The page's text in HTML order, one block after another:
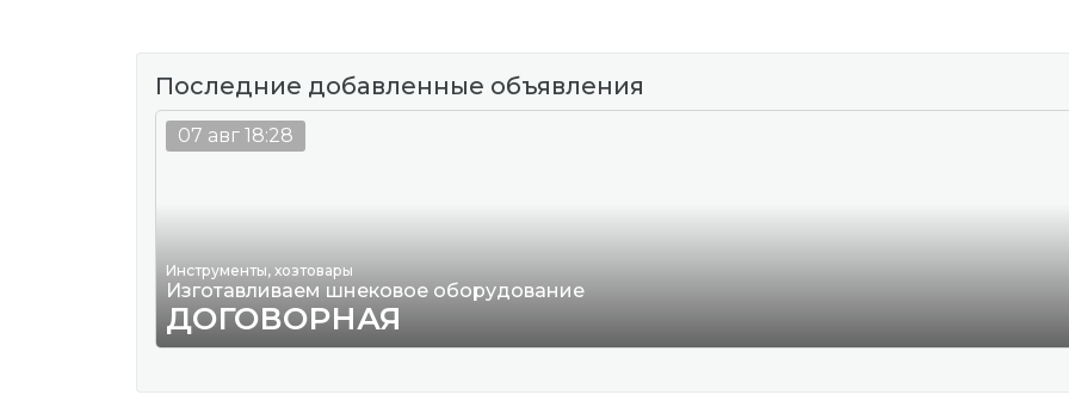
Последние добавленные объявления
Инструменты, хозтовары
Изготавливаем шнековое оборудование
ДОГОВОРНАЯ
07 авг 18:28